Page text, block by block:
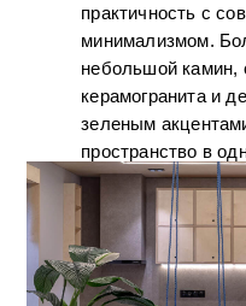
практичность с
минимализмом.
небольшой камин,
керамогранита и
зеленым
пространство в